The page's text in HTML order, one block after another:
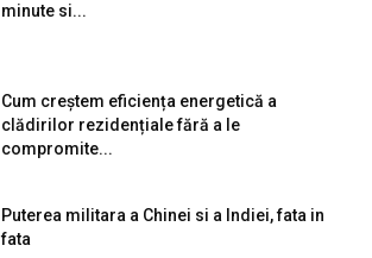
minute si...
Cum creștem eficiența energetică a
clădirilor rezidențiale fără a le
compromite...
Puterea militara a Chinei si a Indiei, fata in
fata